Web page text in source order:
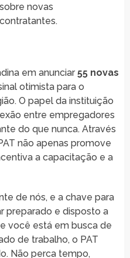
novas
em anunciar 55 novas
otimista para o
O papel da instituição
entre empregadores
do que nunca. Através
não apenas promove
a capacitação e a
de nós, e a chave para
preparado e disposto a
você está em busca de
de trabalho, o PAT
Não perca tempo,